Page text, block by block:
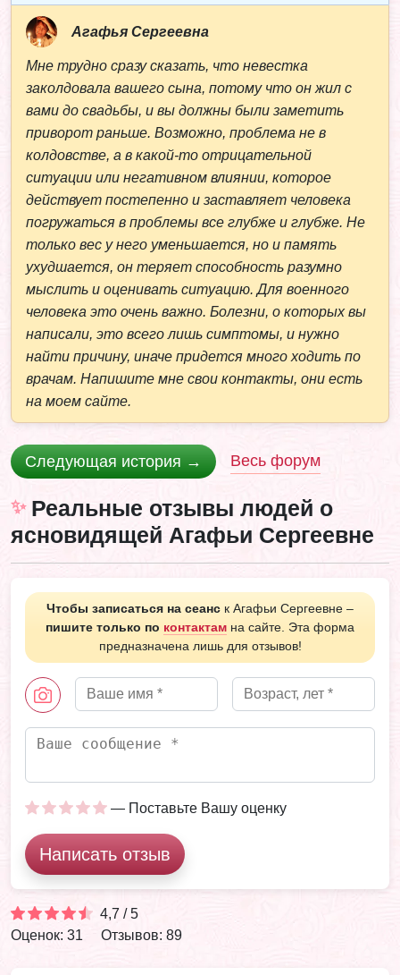
Агафья Сергеевна
Мне трудно сразу сказать, что невестка
заколдовала вашего сына, потому что он жил с
вами до свадьбы, и вы должны были заметить
приворот раньше. Возможно, проблема не в
колдовстве, а в какой-то отрицательной
ситуации или негативном влиянии, которое
действует постепенно и заставляет человека
погружаться в проблемы все глубже и глубже. Не
только вес у него уменьшается, но и память
ухудшается, он теряет способность разумно
мыслить и оценивать ситуацию. Для военного
человека это очень важно. Болезни, о которых вы
написали, это всего лишь симптомы, и нужно
найти причину, иначе придется много ходить по
врачам. Напишите мне свои контакты, они есть
на моем сайте.
Следующая история → Весь форум
Реальные отзывы людей о
ясновидящей Агафьи Сергеевне
Чтобы записаться на сеанс к Агафьи Сергеевне –
пишите только по контактам на сайте. Эта форма
предназначена лишь для отзывов!
— Поставьте Вашу оценку
Написать отзыв
4,7 / 5
Оценок: 31
Отзывов: 89